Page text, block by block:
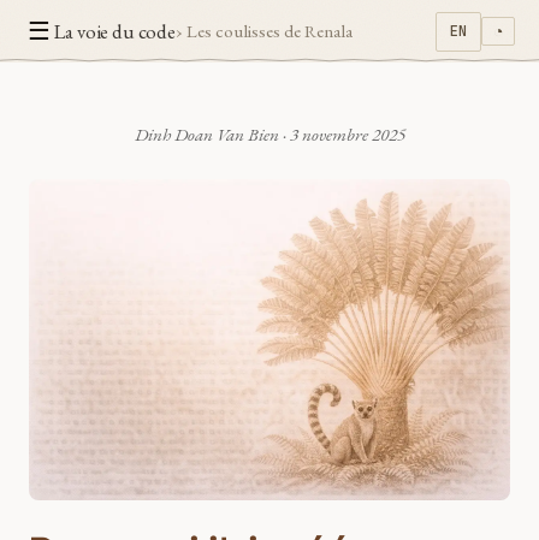
☰ La voie du code› Les coulisses de Renala EN ◔
Dinh Doan Van Bien ·3 novembre 2025